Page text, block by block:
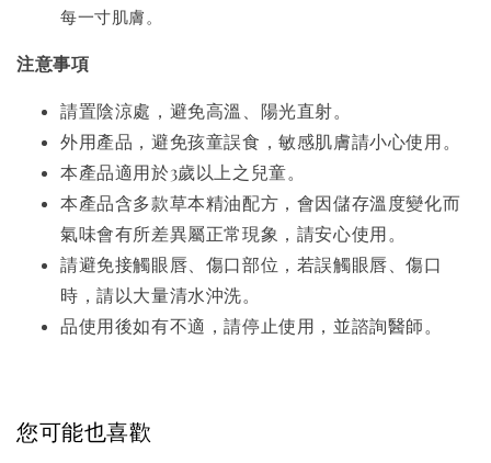
每一寸肌膚。
注意事項
請置陰涼處，避免高溫、陽光直射。
外用產品，避免孩童誤食，敏感肌膚請小心使用。
本產品適用於3歲以上之兒童。
本產品含多款草本精油配方，會因儲存溫度變化而
氣味會有所差異屬正常現象，請安心使用。
請避免接觸眼唇、傷口部位，若誤觸眼唇、傷口
時，請以大量清水沖洗。
品使用後如有不適，請停止使用，並諮詢醫師。
您可能也喜歡